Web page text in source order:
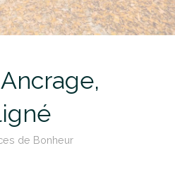
de Bonheur